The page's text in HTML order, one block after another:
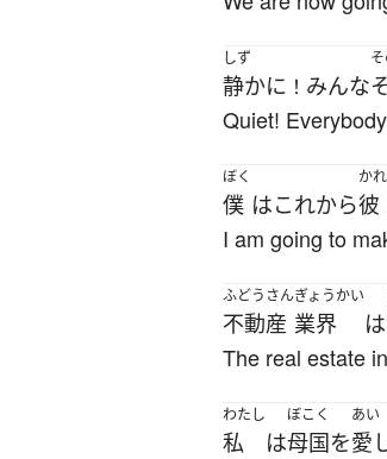
しず
静かに ！ みんな
Quiet!
ぼく
僕 はこれから
かれ
彼
I am going to
ふどうさん
不動産
ぎょうかい
業界 は
The real estate
わたし
私 は
ぼこく
母国を
あい
愛